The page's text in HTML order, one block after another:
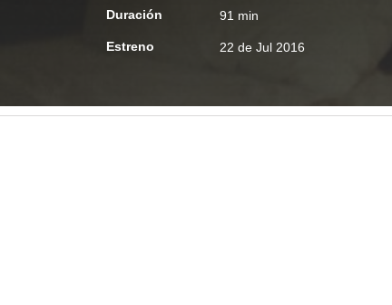
Duración 91 min
Estreno 22 de Jul 2016